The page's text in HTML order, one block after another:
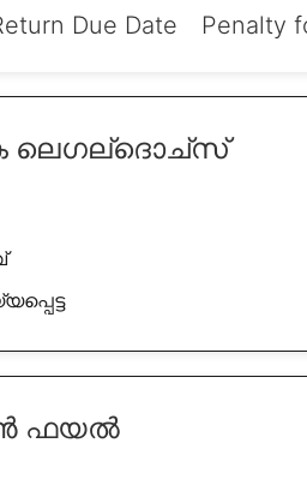
Due Date Penalty
ലെഗല്ദൊച്സ്
ഫയൽ